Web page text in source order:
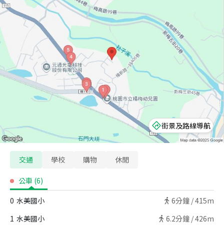
街景及路線導航
交通 學校 購物 休閒
公車 (6)
0 水美國小 6分鐘 /415m
1 水美國小 6.2分鐘 /426m